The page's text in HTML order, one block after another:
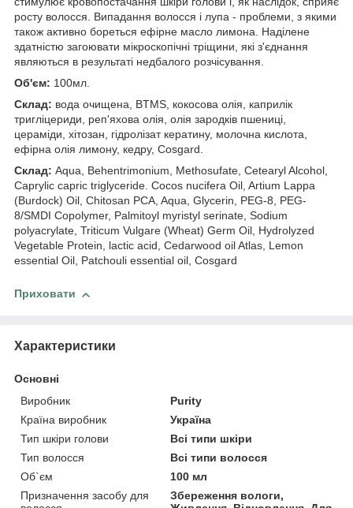
росту волосся. Випадання волосся і лупа - проблеми, з якими
також активно бореться ефірне масло лимона. Наділене
здатністю загоювати мікроскопічні тріщини, які з'єднання
являються в результаті недбалого розчісування.
Об'єм: 100мл.
Склад: вода очищена, BTMS, кокосова олія, каприлік
тригліцериди, реп'яхова олія, олія зародків пшениці,
цераміди, хітозан, гідролізат кератину, молочна кислота,
ефірна олія лимону, кедру, Cоsgard.
Склад: Aqua, Behentrimonium, Methosufate, Cetearyl Alcohol,
Caprylic capric triglyceride. Cocos nucifera Oil, Artium Lappa
(Burdock) Oil, Chitosan PCA, Aqua, Glycerin, PEG-8, PEG-
8/SMDI Copolymer, Palmitoyl myristyl serinate, Sodium
polyacrylate, Triticum Vulgare (Wheat) Germ Oil, Hydrolyzed
Vegetable Protein, lactic acid, Cedarwood oil Atlas, Lemon
essential Oil, Patchouli essential oil, Cosgard
Приховати
Характеристики
Основні
Виробник
Purity
Країна виробник
Україна
Тип шкіри голови
Всі типи шкіри
Тип волосся
Всі типи волосся
Об`єм
100 мл
Призначення засобу для
Збереження вологи,